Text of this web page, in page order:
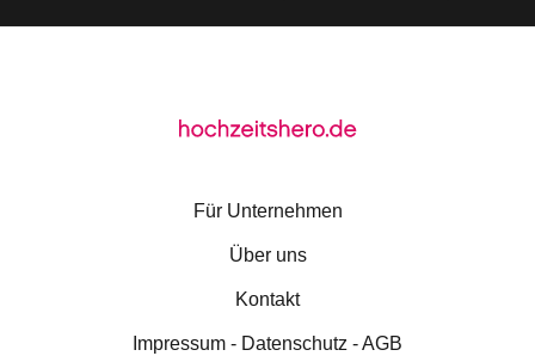
Für Unternehmen
Über uns
Kontakt
Impressum - Datenschutz - AGB